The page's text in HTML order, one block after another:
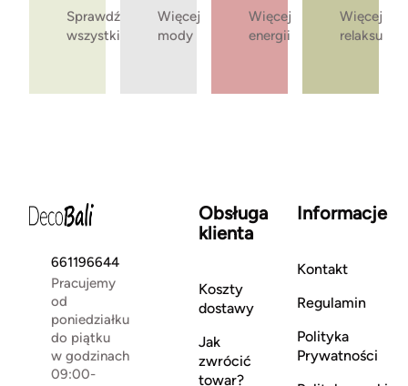
Sprawdź
wszystkie
Więcej
mody
Więcej
energii
Więcej
relaksu
661196644
Pracujemy
od
poniedziałku
do piątku
w godzinach
09:00-
Obsługa
klienta
Koszty
dostawy
Jak
zwrócić
towar?
Informacje
Kontakt
Regulamin
Polityka
Prywatności